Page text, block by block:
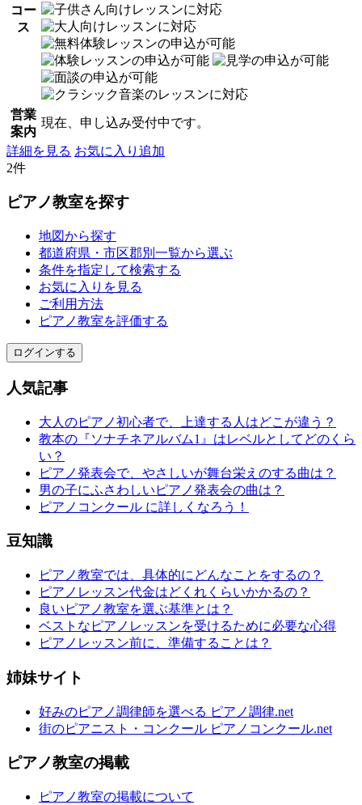
コー
ス
営業
案内
現在、申し込み受付中です。
詳細を見る お気に入り追加
2件
ピアノ教室を探す
地図から探す
都道府県・市区郡別一覧から選ぶ
条件を指定して検索する
お気に入りを見る
ご利用方法
ピアノ教室を評価する
ログインする
人気記事
大人のピアノ初心者で、上達する人はどこが違う？
教本の『ソナチネアルバム1』はレベルとしてどのくら
い？
ピアノ発表会で、やさしいが舞台栄えのする曲は？
男の子にふさわしいピアノ発表会の曲は？
ピアノコンクール に詳しくなろう！
豆知識
ピアノ教室では、具体的にどんなことをするの？
ピアノレッスン代金はどくれくらいかかるの？
良いピアノ教室を選ぶ基準とは？
ベストなピアノレッスンを受けるために必要な心得
ピアノレッスン前に、準備することは？
姉妹サイト
好みのピアノ調律師を選べる ピアノ調律.net
街のピアニスト・コンクール ピアノコンクール.net
ピアノ教室の掲載
ピアノ教室の掲載について